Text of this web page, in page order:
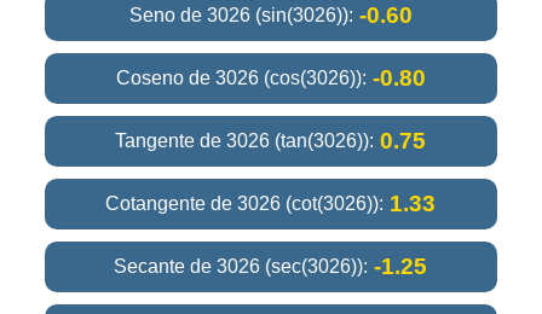
Seno de 3026 (sin(3026)): -0.60
Coseno de 3026 (cos(3026)): -0.80
Tangente de 3026 (tan(3026)): 0.75
Cotangente de 3026 (cot(3026)): 1.33
Secante de 3026 (sec(3026)): -1.25